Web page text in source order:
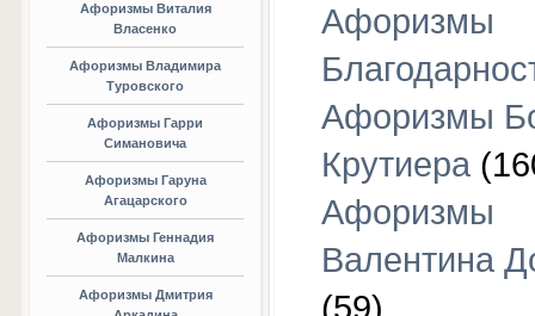
Афоризмы Виталия
Власенко
Афоризмы Владимира
Туровского
Афоризмы Гарри
Симановича
Афоризмы Гаруна
Агацарского
Афоризмы Геннадия
Малкина
Афоризмы Дмитрия
Афоризмы
Афоризмы
Крутиера
Афоризмы
Валентина
(59)